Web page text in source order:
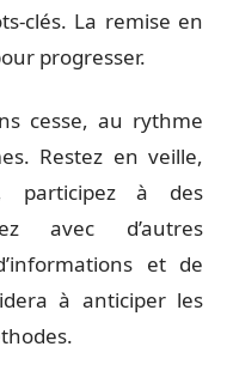
clés. La remise en
progresser.
cesse, au rythme
Restez en veille,
participez à des
avec d’autres
et de
à anticiper les